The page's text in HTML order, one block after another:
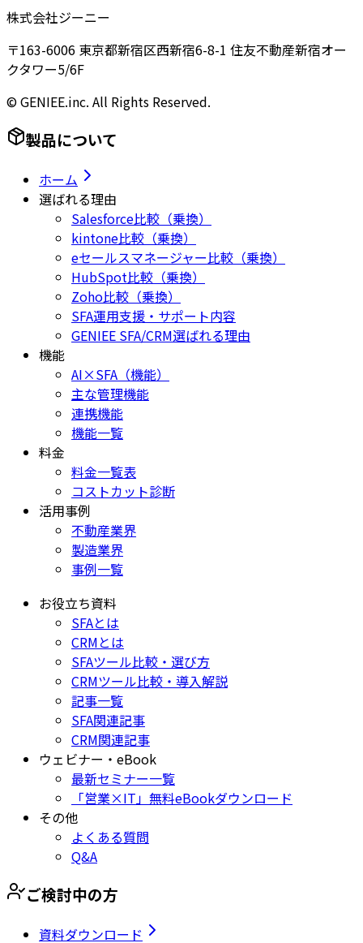
株式会社ジーニー
〒163-6006 東京都新宿区西新宿6-8-1 住友不動産新宿オー
クタワー5/6F
© GENIEE.inc. All Rights Reserved.
製品について
ホーム
選ばれる理由
Salesforce比較（乗換）
kintone比較（乗換）
eセールスマネージャー比較（乗換）
HubSpot比較（乗換）
Zoho比較（乗換）
SFA運用支援・サポート内容
GENIEE SFA/CRM選ばれる理由
機能
AI×SFA（機能）
主な管理機能
連携機能
機能一覧
料金
料金一覧表
コストカット診断
活用事例
不動産業界
製造業界
事例一覧
お役立ち資料
SFAとは
CRMとは
SFAツール比較・選び方
CRMツール比較・導入解説
記事一覧
SFA関連記事
CRM関連記事
ウェビナー・eBook
最新セミナー一覧
「営業×IT」無料eBookダウンロード
その他
よくある質問
Q&A
ご検討中の方
資料ダウンロード